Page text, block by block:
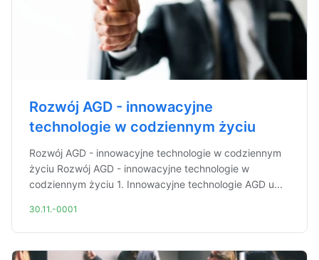
Rozwój AGD - innowacyjne
technologie w codziennym życiu
Rozwój AGD - innowacyjne technologie w codziennym
życiu Rozwój AGD - innowacyjne technologie w
codziennym życiu 1. Innowacyjne technologie AGD u...
30.11.-0001